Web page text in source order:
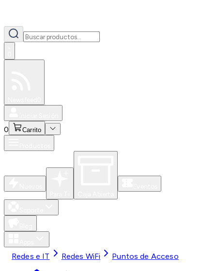
0 Carrito
Redes e IT Redes WiFi Puntos de Acceso